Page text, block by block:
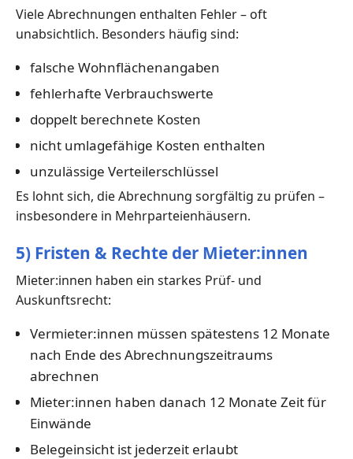
Viele Abrechnungen enthalten Fehler – oft
unabsichtlich. Besonders häufig sind:
falsche Wohnflächenangaben
fehlerhafte Verbrauchswerte
doppelt berechnete Kosten
nicht umlagefähige Kosten enthalten
unzulässige Verteilerschlüssel
Es lohnt sich, die Abrechnung sorgfältig zu prüfen –
insbesondere in Mehrparteienhäusern.
5) Fristen & Rechte der Mieter:innen
Mieter:innen haben ein starkes Prüf- und
Auskunftsrecht:
Vermieter:innen müssen spätestens 12 Monate
nach Ende des Abrechnungszeitraums
abrechnen
Mieter:innen haben danach 12 Monate Zeit für
Einwände
Belegeinsicht ist jederzeit erlaubt